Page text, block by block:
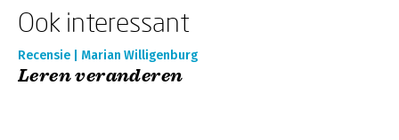
Ook interessant
Recensie | Marian Willigenburg
Leren veranderen